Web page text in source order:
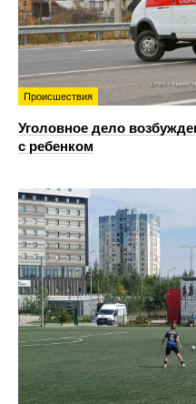
Происшествия
Уголовное дело
с ребенком